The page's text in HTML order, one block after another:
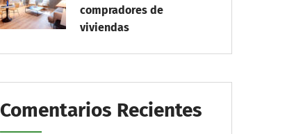
compradores de
viviendas
Comentarios Recientes